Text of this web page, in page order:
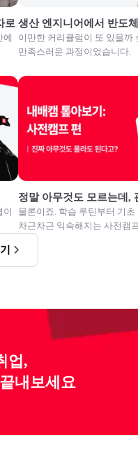
로
에
생산 엔지니어에서 반도
이만한 커리큘럼이 또 있을까
만족스러운 과정이었습니다.
이
정말 아무것도 모르는데,
물론이죠. 학습 루틴부터 기초
차근차근 익숙해지는 사전캠
업,
내보세요